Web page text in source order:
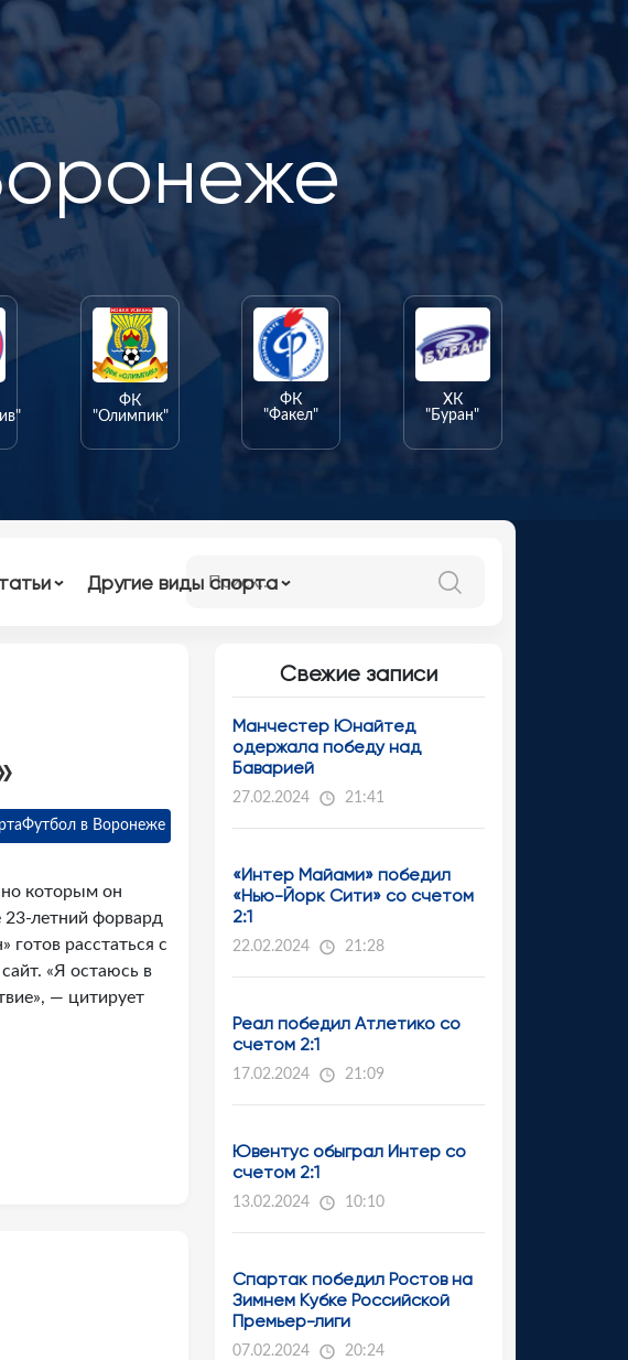
ФК
"Олимпик"
ФК
"Факел"
ХК
"Буран"
Другие виды спорта
Футбол в Воронеже
которым он
летний форвард
расстаться с
«Я остаюсь в
— цитирует
Свежие записи
Манчестер Юнайтед
одержала победу над
Баварией
27.02.2024 21:41
«Интер Майами» победил
«Нью-Йорк Сити» со счетом
2:1
22.02.2024 21:28
Реал победил Атлетико со
счетом 2:1
17.02.2024 21:09
Ювентус обыграл Интер со
счетом 2:1
13.02.2024 10:10
Спартак победил Ростов на
Зимнем Кубке Российской
Премьер-лиги
07.02.2024 20:24